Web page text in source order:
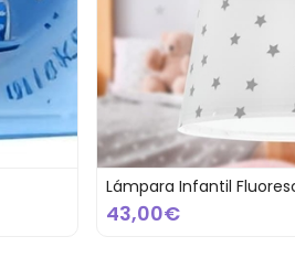
Lámpara Infantil
43,00€